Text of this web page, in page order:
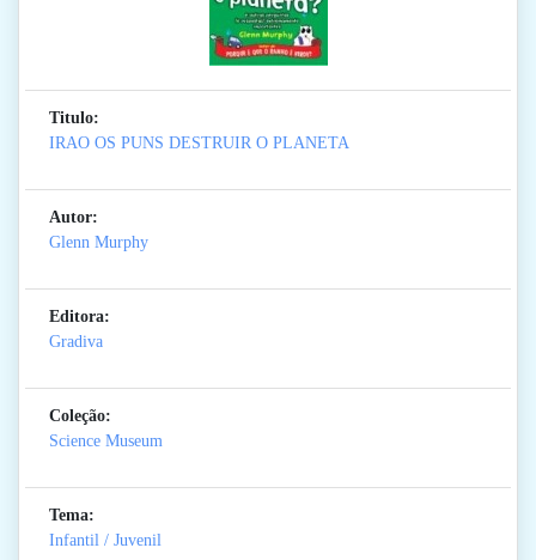
Titulo:
IRAO OS PUNS DESTRUIR O PLANETA
Autor:
Glenn Murphy
Editora:
Gradiva
Coleção:
Science Museum
Tema:
Infantil / Juvenil